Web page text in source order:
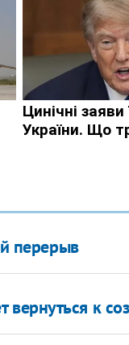
перерыв
вернуться к